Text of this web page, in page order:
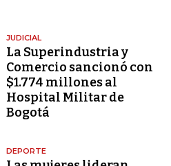
JUDICIAL
La Superindustria y
Comercio sancionó con
$1.774 millones al
Hospital Militar de
Bogotá
DEPORTE